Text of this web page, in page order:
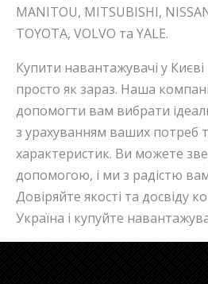
MANITOU, MITSUBISHI,
TOYOTA, VOLVO та YALE.
Купити навантажувачі у
просто як зараз. Наша
допомогти вам вибрати
з урахуванням ваших потреб
характеристик. Ви можете
допомогою, і ми з радістю
Довіряйте якості та досвіду
Україна і купуйте